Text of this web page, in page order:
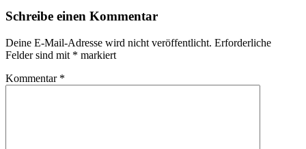
Schreibe einen Kommentar
Deine E-Mail-Adresse wird nicht veröffentlicht. Erforderliche
Felder sind mit * markiert
Kommentar *